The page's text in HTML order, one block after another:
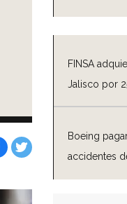
FINSA
Jalisco por
Boeing
accidentes